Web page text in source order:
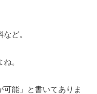
ど。
。
能」と書いてありま